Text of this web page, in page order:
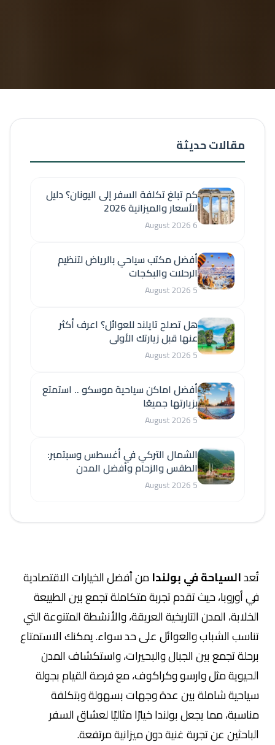
تُعدالسياحة في بولندامن أفضل الخيارات الاقتصادية
في أوروبا، حيث تقدم تجربة متكاملة تجمع بين الطبيعة
الخلابة، المدن التاريخية العريقة، والأنشطة المتنوعة التي
تناسب الشباب والعوائل على حد سواء. يمكنك الاستمتاع
برحلة تجمع بين الجبال والبحيرات، واستكشاف المدن
الحيوية مثل وارسو وكراكوف، مع فرصة القيام بجولة
سياحية شاملة بين عدة وجهات بسهولة وبتكلفة
مناسبة، مما يجعل بولندا خيارًا مثاليًا لعشاق السفر
الباحثين عن تجربة غنية دون ميزانية مرتفعة.
مقالات حديثة
كم تبلغ تكلفة السفر إلى اليونان؟ دليل
الأسعار والميزانية 2026
6 August 2026
أفضل مكتب سياحي بالرياض لتنظيم
الرحلات والبكجات
5 August 2026
هل تصلح تايلند للعوائل؟ اعرف أكثر
عنها قبل زيارتك الأولى
5 August 2026
أفضل اماكن سياحية موسكو .. استمتع
بزيارتها جميعًا
5 August 2026
الشمال التركي في أغسطس وسبتمبر:
الطقس والزحام وأفضل المدن
5 August 2026